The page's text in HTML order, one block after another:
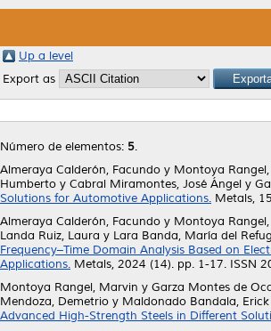
Up a level
Export as
Número de elementos: 5.
Almeraya Calderón, Facundo y Montoya
Humberto y Cabral Miramontes, José Ángel y
Solutions for Automotive Applications. Metals,
Almeraya Calderón, Facundo y Montoya
Landa Ruiz, Laura y Lara Banda, María del
Frequency–Time Domain Analysis Based on
Applications. Metals, 2024 (14). pp. 1-17. ISSN
Montoya Rangel, Marvin y Garza Montes de
Mendoza, Demetrio y Maldonado Bandala, Erick
Advanced High-Strength Steels in Different